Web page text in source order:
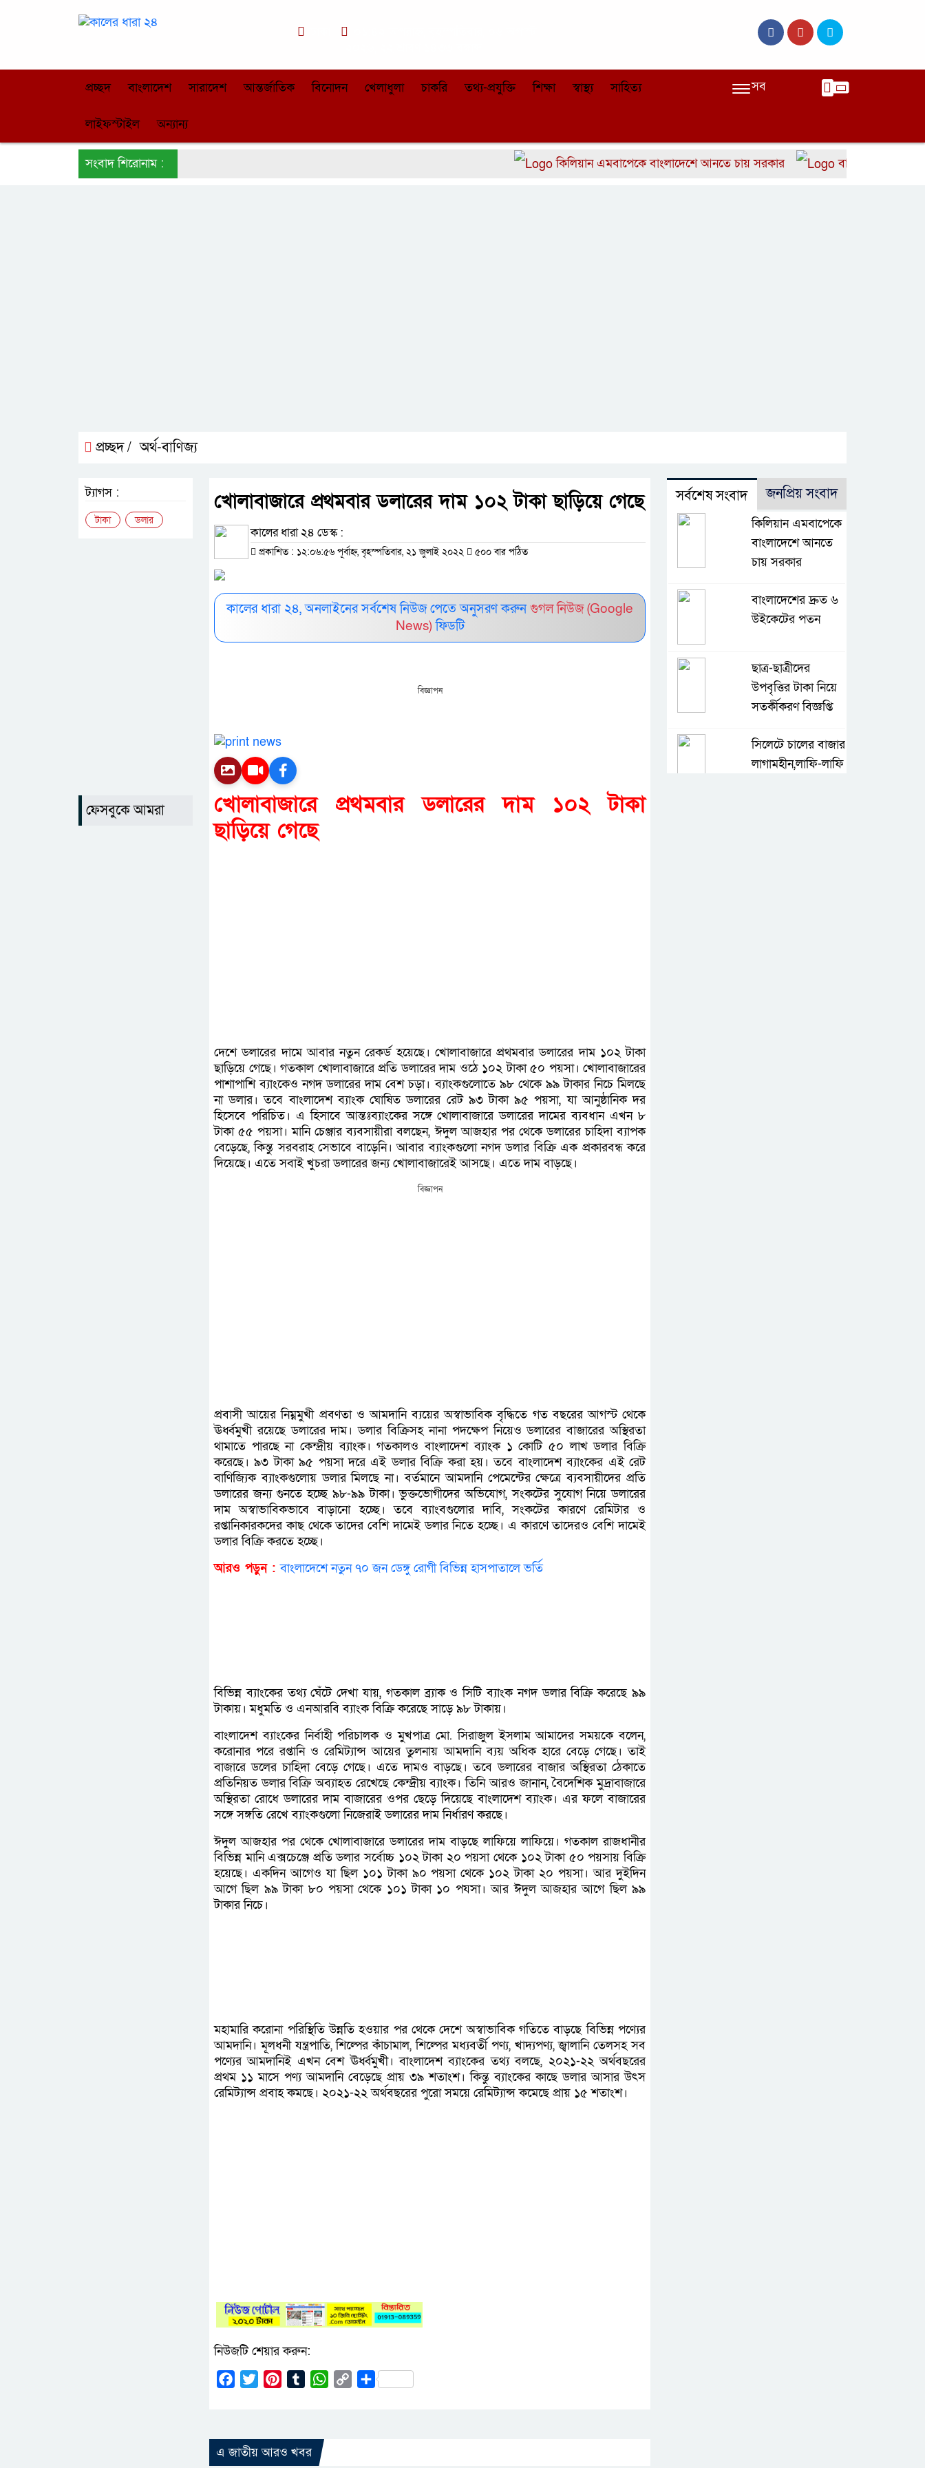
প্রচ্ছদ বাংলাদেশ সারাদেশ আন্তর্জাতিক বিনোদন খেলাধুলা চাকরি তথ্য-প্রযুক্তি শিক্ষা স্বাস্থ্য সাহিত্য
লাইফস্টাইল অন্যান্য
সব
সংবাদ শিরোনাম : কিলিয়ান এমবাপেকে বাংলাদেশে আনতে চায় সরকার বাংলাদেশের দ্রুত ৬
প্রচ্ছদ / অর্থ-বাণিজ্য
খোলাবাজারে প্রথমবার ডলারের দাম ১০২ টাকা ছাড়িয়ে গেছে
কালের ধারা ২৪ ডেস্ক :
প্রকাশিত : ১২:০৬:৫৬ পূর্বাহ্ন, বৃহস্পতিবার, ২১ জুলাই ২০২২ ৫০০ বার পঠিত
কালের ধারা ২৪, অনলাইনের সর্বশেষ নিউজ পেতে অনুসরণ করুনগুগল নিউজ (Google
News) ফিডটি
বিজ্ঞাপন
খোলাবাজারে প্রথমবার ডলারের দাম ১০২ টাকা
ছাড়িয়ে গেছে
দেশে ডলারের দামে আবার নতুন রেকর্ড হয়েছে। খোলাবাজারে প্রথমবার ডলারের দাম ১০২ টাকা
ছাড়িয়ে গেছে। গতকাল খোলাবাজারে প্রতি ডলারের দাম ওঠে ১০২ টাকা ৫০ পয়সা। খোলাবাজারের
পাশাপাশি ব্যাংকেও নগদ ডলারের দাম বেশ চড়া। ব্যাংকগুলোতে ৯৮ থেকে ৯৯ টাকার নিচে মিলছে
না ডলার। তবে বাংলাদেশ ব্যাংক ঘোষিত ডলারের রেট ৯৩ টাকা ৯৫ পয়সা, যা আনুষ্ঠানিক দর
হিসেবে পরিচিত। এ হিসাবে আন্তঃব্যাংকের সঙ্গে খোলাবাজারে ডলারের দামের ব্যবধান এখন ৮
টাকা ৫৫ পয়সা। মানি চেঞ্জার ব্যবসায়ীরা বলছেন, ঈদুল আজহার পর থেকে ডলারের চাহিদা ব্যাপক
বেড়েছে, কিন্তু সরবরাহ সেভাবে বাড়েনি। আবার ব্যাংকগুলো নগদ ডলার বিক্রি এক প্রকারবন্ধ করে
দিয়েছে। এতে সবাই খুচরা ডলারের জন্য খোলাবাজারেই আসছে। এতে দাম বাড়ছে।
বিজ্ঞাপন
প্রবাসী আয়ের নিম্নমুখী প্রবণতা ও আমদানি ব্যয়ের অস্বাভাবিক বৃদ্ধিতে গত বছরের আগস্ট থেকে
ঊর্ধ্বমুখী রয়েছে ডলারের দাম। ডলার বিক্রিসহ নানা পদক্ষেপ নিয়েও ডলারের বাজারের অস্থিরতা
থামাতে পারছে না কেন্দ্রীয় ব্যাংক। গতকালও বাংলাদেশ ব্যাংক ১ কোটি ৫০ লাখ ডলার বিক্রি
করেছে। ৯৩ টাকা ৯৫ পয়সা দরে এই ডলার বিক্রি করা হয়। তবে বাংলাদেশ ব্যাংকের এই রেট
বাণিজ্যিক ব্যাংকগুলোয় ডলার মিলছে না। বর্তমানে আমদানি পেমেন্টের ক্ষেত্রে ব্যবসায়ীদের প্রতি
ডলারের জন্য গুনতে হচ্ছে ৯৮-৯৯ টাকা। ভুক্তভোগীদের অভিযোগ, সংকটের সুযোগ নিয়ে ডলারের
দাম অস্বাভাবিকভাবে বাড়ানো হচ্ছে। তবে ব্যাংবগুলোর দাবি, সংকটের কারণে রেমিটার ও
রপ্তানিকারকদের কাছ থেকে তাদের বেশি দামেই ডলার নিতে হচ্ছে। এ কারণে তাদেরও বেশি দামেই
ডলার বিক্রি করতে হচ্ছে।
আরও পড়ুন :বাংলাদেশে নতুন ৭০ জন ডেঙ্গু রোগী বিভিন্ন হাসপাতালে ভর্তি
বিভিন্ন ব্যাংকের তথ্য ঘেঁটে দেখা যায়, গতকাল ব্র্যাক ও সিটি ব্যাংক নগদ ডলার বিক্রি করেছে ৯৯
টাকায়। মধুমতি ও এনআরবি ব্যাংক বিক্রি করেছে সাড়ে ৯৮ টাকায়।
বাংলাদেশ ব্যাংকের নির্বাহী পরিচালক ও মুখপাত্র মো. সিরাজুল ইসলাম আমাদের সময়কে বলেন,
করোনার পরে রপ্তানি ও রেমিট্যান্স আয়ের তুলনায় আমদানি ব্যয় অধিক হারে বেড়ে গেছে। তাই
বাজারে ডলের চাহিদা বেড়ে গেছে। এতে দামও বাড়ছে। তবে ডলারের বাজার অস্থিরতা ঠেকাতে
প্রতিনিয়ত ডলার বিক্রি অব্যাহত রেখেছে কেন্দ্রীয় ব্যাংক। তিনি আরও জানান, বৈদেশিক মুদ্রাবাজারে
অস্থিরতা রোধে ডলারের দাম বাজারের ওপর ছেড়ে দিয়েছে বাংলাদেশ ব্যাংক। এর ফলে বাজারের
সঙ্গে সঙ্গতি রেখে ব্যাংকগুলো নিজেরাই ডলারের দাম নির্ধারণ করছে।
ঈদুল আজহার পর থেকে খোলাবাজারে ডলারের দাম বাড়ছে লাফিয়ে লাফিয়ে। গতকাল রাজধানীর
বিভিন্ন মানি এক্সচেঞ্জে প্রতি ডলার সর্বোচ্চ ১০২ টাকা ২০ পয়সা থেকে ১০২ টাকা ৫০ পয়সায় বিক্রি
হয়েছে। একদিন আগেও যা ছিল ১০১ টাকা ৯০ পয়সা থেকে ১০২ টাকা ২০ পয়সা। আর দুইদিন
আগে ছিল ৯৯ টাকা ৮০ পয়সা থেকে ১০১ টাকা ১০ পযসা। আর ঈদুল আজহার আগে ছিল ৯৯
টাকার নিচে।
মহামারি করোনা পরিস্থিতি উন্নতি হওয়ার পর থেকে দেশে অস্বাভাবিক গতিতে বাড়ছে বিভিন্ন পণ্যের
আমদানি। মূলধনী যন্ত্রপাতি, শিল্পের কাঁচামাল, শিল্পের মধ্যবর্তী পণ্য, খাদ্যপণ্য, জ্বালানি তেলসহ সব
পণ্যের আমদানিই এখন বেশ ঊর্ধ্বমুখী। বাংলাদেশ ব্যাংকের তথ্য বলছে, ২০২১-২২ অর্থবছরের
প্রথম ১১ মাসে পণ্য আমদানি বেড়েছে প্রায় ৩৯ শতাংশ। কিন্তু ব্যাংকের কাছে ডলার আসার উৎস
রেমিট্যান্স প্রবাহ কমছে। ২০২১-২২ অর্থবছরের পুরো সময়ে রেমিট্যান্স কমেছে প্রায় ১৫ শতাংশ।
নিউজটি শেয়ার করুন:
Facebook
Twitter PinterestTumblrWhatsApp
CopyShare
এ জাতীয় আরও খবর
ট্যাগস :
টাকা ডলার
ফেসবুকে আমরা
সর্বশেষ সংবাদ জনপ্রিয় সংবাদ
কিলিয়ান এমবাপেকে
বাংলাদেশে আনতে
চায় সরকার
বাংলাদেশের দ্রুত ৬
উইকেটের পতন
ছাত্র-ছাত্রীদের
উপবৃত্তির টাকা নিয়ে
সতর্কীকরণ বিজ্ঞপ্তি
সিলেটে চালের বাজার
লাগামহীন,লাফি-লাফি